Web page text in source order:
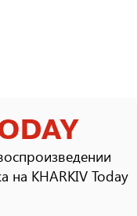
на KHARKIV Today